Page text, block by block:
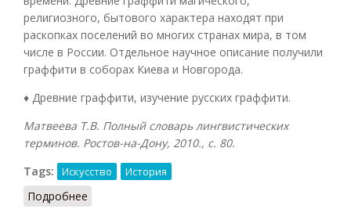
религиозного, бытового характера находят при
раскопках поселений во многих странах мира, в том
числе в России. Отдельное научное описание получили
граффити в соборах Киева и Новгорода.
♦ Древние граффити, изучение русских граффити.
Матвеева Т.В. Полный словарь лингвистических
терминов. Ростов-на-Дону, 2010., с. 80.
Tags:
Искусство История
Подробнее